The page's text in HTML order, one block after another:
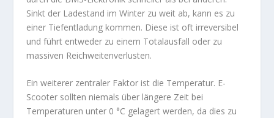
Sinkt der Ladestand im Winter zu weit ab, kann es zu
einer Tiefentladung kommen. Diese ist oft irreversibel
und führt entweder zu einem Totalausfall oder zu
massiven Reichweitenverlusten.
Ein weiterer zentraler Faktor ist die Temperatur. E-
Scooter sollten niemals über längere Zeit bei
Temperaturen unter 0 °C gelagert werden, da dies zu